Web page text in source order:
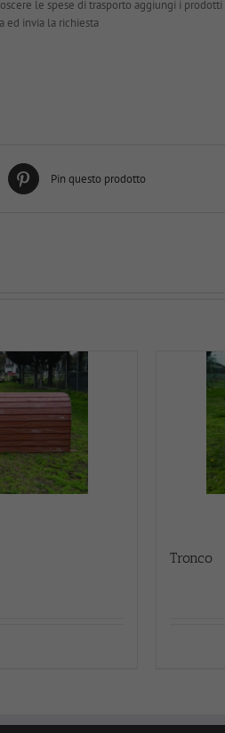
le spese di trasporto aggiungi i
ed invia la richiesta
Pin questo prodotto
Tronco